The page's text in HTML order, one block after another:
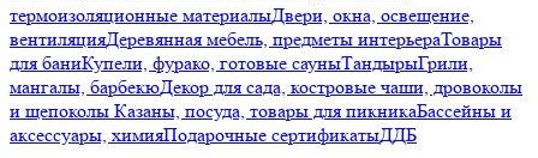
термоизоляционные материалыДвери, окна, освещение,
вентиляцияДеревянная мебель, предметы интерьераТовары
для баниКупели, фурако, готовые сауныТандырыГрили,
мангалы, барбекюДекор для сада, костровые чаши, дровоколы
и щепоколы Казаны, посуда, товары для пикникаБассейны и
аксессуары, химияПодарочные сертификатыДДБ